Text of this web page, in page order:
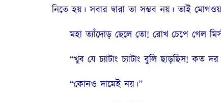
নিতে হয়। সবার দ্বারা তা সম্ভব নয়। তাই
মহা ত্যাঁদোড় ছেলে তো! রোখ চেপে গেল
“খুব যে চ্যাটাং চ্যাটাং বুলি ছাড়ছিস! কত
“কোনও দামেই নয়।”